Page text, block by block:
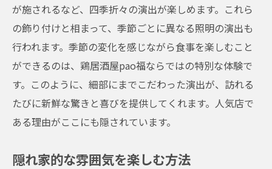
特別な体験を提供する理由
隠れ家的な雰囲気の魅力
一歩足を踏み入れると感じる温かさ
プライバシーを重視した空間
四季折々の装飾と料理
訪れるたびに新しい発見
福の魅力
が施されるなど、四季折々の演出が楽しめます。これら
の飾り付けと相まって、季節ごとに異なる照明の演出も
行われます。季節の変化を感じながら食事を楽しむこと
ができるのは、鶏居酒屋pao福ならではの特別な体験で
す。このように、細部にまでこだわった演出が、訪れる
たびに新鮮な驚きと喜びを提供してくれます。人気店で
ある理由がここにも隠されています。
隠れ家的な雰囲気を楽しむ方法